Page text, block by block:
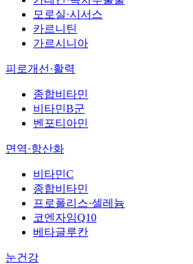
모로실·시서스
카르니틴
가르시니아
피로개선·활력
종합비타민
비타민B군
벤포티아민
면역·항산화
비타민C
종합비타민
프로폴리스·셀레늄
코엔자임Q10
베타글루칸
눈건강